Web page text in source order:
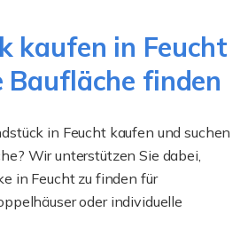
kaufen in Feucht
Baufläche finden
in Feucht kaufen und suchen
Wir unterstützen Sie dabei,
in Feucht zu finden für
oder individuelle